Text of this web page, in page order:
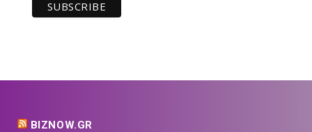
BIZNOW.GR